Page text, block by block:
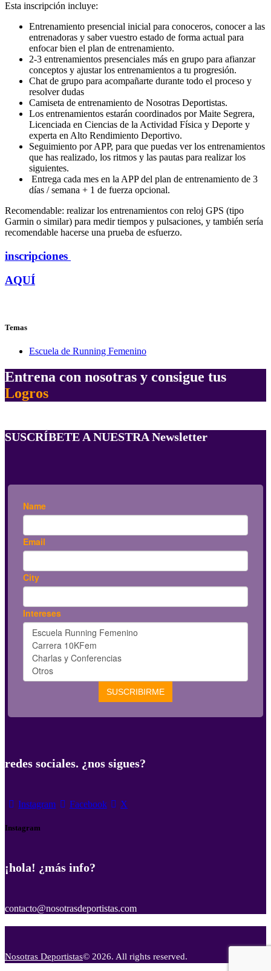
Esta inscripción incluye:
Entrenamiento presencial inicial para conoceros, conocer a las
entrenadoras y saber vuestro estado de forma actual para
enfocar bien el plan de entrenamiento.
2-3 entrenamientos presenciales más en grupo para afianzar
conceptos y ajustar los entrenamientos a tu progresión.
Chat de grupo para acompañarte durante todo el proceso y
resolver dudas
Camiseta de entrenamiento de Nosotras Deportistas.
Los entrenamientos estarán coordinados por Maite Segrera,
Licenciada en Ciencias de la Actividad Física y Deporte y
experta en Alto Rendimiento Deportivo.
Seguimiento por APP, para que puedas ver los entrenamientos
que has realizado, los ritmos y las pautas para realizar los
siguientes.
Entrega cada mes en la APP del plan de entrenamiento de 3
días / semana + 1 de fuerza opcional.
Recomendable: realizar los entrenamientos con reloj GPS (tipo
Garmin o similar) para medir tiempos y pulsaciones, y también sería
recomendable hacerse una prueba de esfuerzo.
inscripciones
AQUÍ
Temas
Escuela de Running Femenino
Entrena con nosotras y consigue tus
Logros
SUSCRÍBETE A NUESTRA Newsletter
redes sociales. ¿nos sigues?
Instagram Facebook X
Instagram
¡hola! ¿más info?
contacto@nosotrasdeportistas.com
Nosotras Deportistas© 2026. All rights reserved.